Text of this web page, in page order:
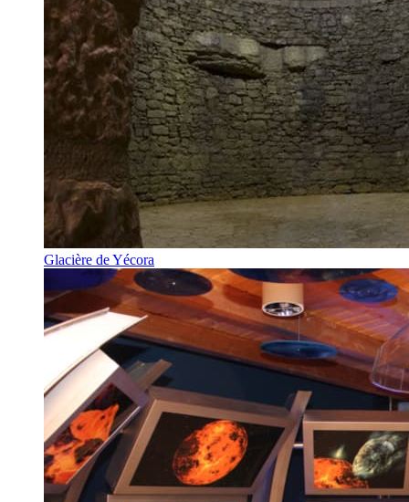
Glacière de Yécora